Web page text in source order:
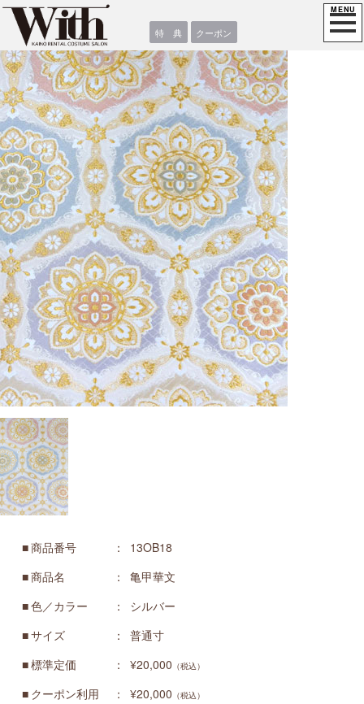
特 典 クーポン
商品番号
13OB18
商品名
亀甲華文
色／カラー
シルバー
サイズ
普通寸
標準定価
¥20,000 （税込）
クーポン利用 ¥20,000 （税込）